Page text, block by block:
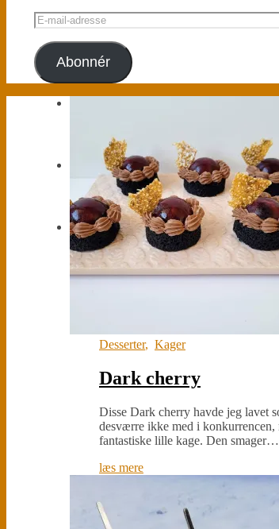
E-
mail-
adresse
Abonnér
Desserter, Kager
Dark cherry
Disse Dark cherry havde jeg lavet
desværre ikke med i
fantastiske lille kage. Den smager…
læs mere